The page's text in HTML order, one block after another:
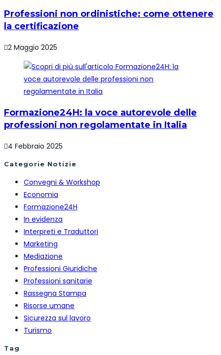
Professioni non ordinistiche: come ottenere
la certificazione
2 Maggio 2025
Formazione24H: la voce autorevole delle
professioni non regolamentate in Italia
4 Febbraio 2025
Categorie Notizie
Convegni & Workshop
Economia
Formazione24H
In evidenza
Interpreti e Traduttori
Marketing
Mediazione
Professioni Giuridiche
Professioni sanitarie
Rassegna Stampa
Risorse umane
Sicurezza sul lavoro
Turismo
Tag